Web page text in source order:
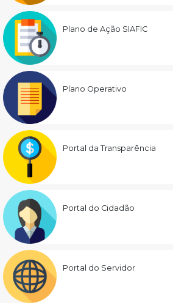
Plano de Ação SIAFIC
Plano Operativo
Portal da Transparência
Portal do Cidadão
Portal do Servidor